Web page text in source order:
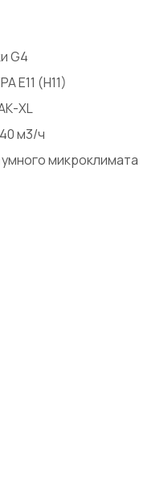
G4
E11 (H11)
XL
м3/ч
микроклимата